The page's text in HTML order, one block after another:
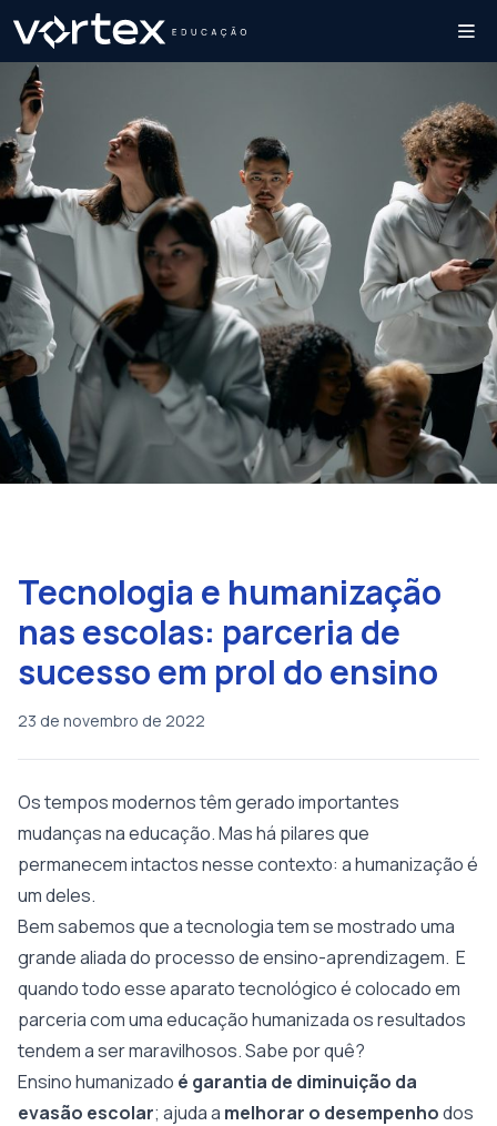
Tecnologia e humanização
nas escolas: parceria de
sucesso em prol do ensino
23 de novembro de 2022
Os tempos modernos têm gerado importantes
mudanças na educação. Mas há pilares que
permanecem intactos nesse contexto: a humanização é
um deles.
Bem sabemos que a tecnologia tem se mostrado uma
grande aliada do processo de ensino-aprendizagem. E
quando todo esse aparato tecnológico é colocado em
parceria com uma educação humanizada os resultados
tendem a ser maravilhosos. Sabe por quê?
Ensino humanizado é garantia de diminuição da
evasão escolar; ajuda a melhorar o desempenhodos